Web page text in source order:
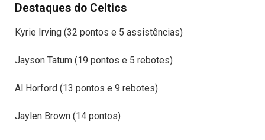
Destaques do Celtics
Kyrie Irving (32 pontos e 5 assistências)
Jayson Tatum (19 pontos e 5 rebotes)
Al Horford (13 pontos e 9 rebotes)
Jaylen Brown (14 pontos)